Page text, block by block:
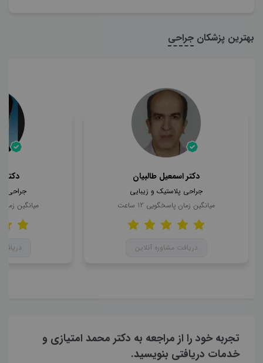
بهترین پزشکان جراحی
دکتر اسمعیل طالبیان
جراحی پلاستیک و زیبایی
میانگین زمان پاسخگویی 12 ساعت
دریافت مشاوره آنلاین
دکتر
جراحی
میانگین
تجربه خود را از مراجعه به دکتر محمد امتیازی و
خدمات دریافتی بنویسید.